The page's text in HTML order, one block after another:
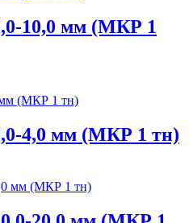
10,0 мм (МКР 1
4,0 мм (МКР 1 тн)